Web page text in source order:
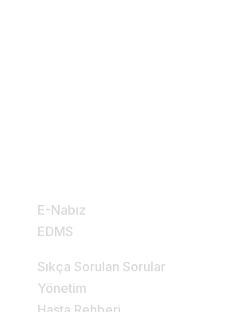
E-Nabız
EDMS
Sıkça Sorulan Sorular
Yönetim